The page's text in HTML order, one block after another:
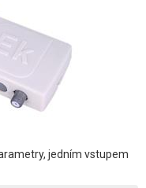
jedním vstupem